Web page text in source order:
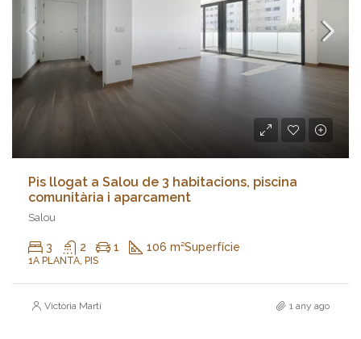
Pis llogat a Salou de 3 habitacions, piscina
comunitària i aparcament
Salou
3 2 1 106 m²Superfície
1A PLANTA, PIS
Victòria Martí 1 any ago